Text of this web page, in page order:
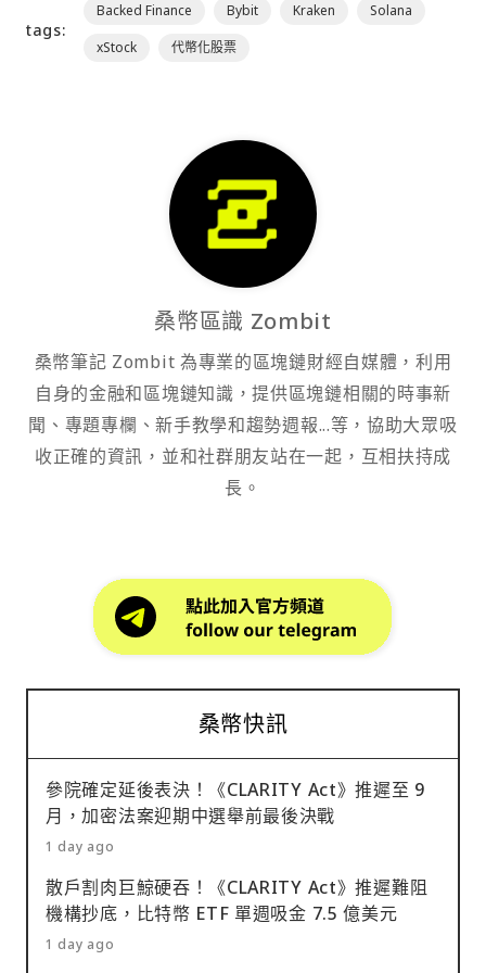
tags:
Backed Finance Bybit Kraken
Solana
xStock
代幣化股票
桑幣區識 Zombit
桑幣筆記 Zombit 為專業的區塊鏈財經自媒體，利用
自身的金融和區塊鏈知識，提供區塊鏈相關的時事新
聞、專題專欄、新手教學和趨勢週報...等，協助大眾吸
收正確的資訊，並和社群朋友站在一起，互相扶持成
長。
桑幣快訊
參院確定延後表決！《CLARITY Act》推遲至 9
月，加密法案迎期中選舉前最後決戰
1 day ago
散戶割肉巨鯨硬吞！《CLARITY Act》推遲難阻
機構抄底，比特幣 ETF 單週吸金 7.5 億美元
1 day ago